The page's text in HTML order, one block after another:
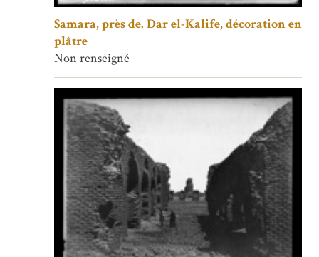
Samara, près de. Dar el-Kalife, décoration en
plâtre
Non renseigné